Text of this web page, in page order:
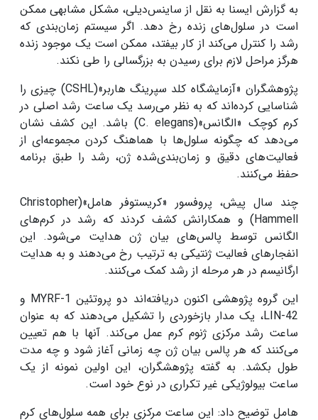
به گزارش ایسنا به نقل از ساینس‌دیلی، مشکل مشابهی ممکن
است در سلول‌های زنده رخ دهد. اگر سیستم زمان‌بندی که
رشد را کنترل می‌کند از کار بیفتد، ممکن است یک موجود زنده
هرگز مراحل لازم برای رسیدن به بزرگسالی را طی نکند.
پژوهشگران «آزمایشگاه کلد سپرینگ هاربر»(CSHL) چیزی را
شناسایی کرده‌اند که به نظر می‌رسد یک ساعت رشد اصلی در
کرم کوچک «الگانس»(C. elegans) باشد. این کشف نشان
می‌دهد که چگونه سلول‌ها با هماهنگ کردن مجموعه‌ای از
فعالیت‌های دقیق و زمان‌بندی‌شده ژن، رشد را طبق برنامه
حفظ می‌کنند.
چند سال پیش، پروفسور «کریستوفر هامل»(Christopher
Hammell) و همکارانش کشف کردند که رشد در کرم‌های
الگانس توسط پالس‌های بیان ژن هدایت می‌شود. این
انفجارهای فعالیت ژنتیکی به ترتیب رخ می‌دهند و به هدایت
ارگانیسم در هر مرحله از رشد کمک می‌کنند.
این گروه پژوهشی اکنون دریافته‌اند دو پروتئین MYRF-1 و
LIN-42، یک مدار بازخوردی را تشکیل می‌دهند که به عنوان
ساعت رشد مرکزی ژنوم کرم عمل می‌کند. آنها با هم تعیین
می‌کنند که هر پالس بیان ژن چه زمانی آغاز ‌شود و چه مدت
طول بکشد. به گفته پژوهشگران، این اولین نمونه از یک
ساعت بیولوژیکی غیر تکراری در نوع خود است.
هامل توضیح داد: این ساعت مرکزی برای همه سلول‌های کرم